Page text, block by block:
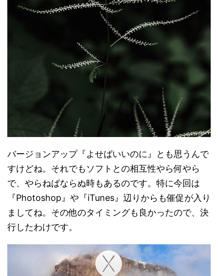
バージョンアップ『よせばいいのに』とも思うんで
すけどね。それでもソフトとの相互性やら何やら
で、やらねばならぬ時もあるのです。特に今回は
『Photoshop』や『iTunes』辺りからも催促が入り
ましてね。その他のタイミングも良かったので、決
行したわけです。